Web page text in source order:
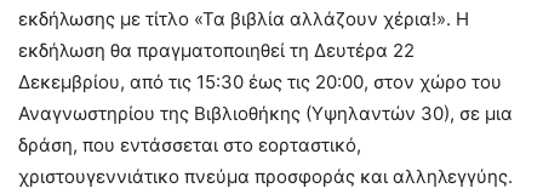
εκδήλωσης με τίτλο «Τα βιβλία αλλάζουν χέρια!». Η
εκδήλωση θα πραγματοποιηθεί τη Δευτέρα 22
Δεκεμβρίου, από τις 15:30 έως τις 20:00, στον χώρο του
Αναγνωστηρίου της Βιβλιοθήκης (Υψηλαντών 30), σε μια
δράση, που εντάσσεται στο εορταστικό,
χριστουγεννιάτικο πνεύμα προσφοράς και αλληλεγγύης.